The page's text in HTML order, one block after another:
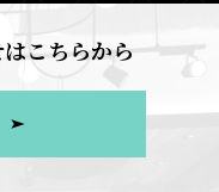
こちらから